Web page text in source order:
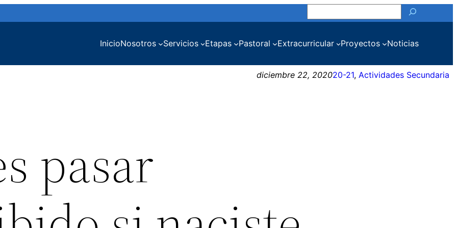
InicioNosotros Servicios Etapas Pastoral Extracurricular Proyectos Noticias
diciembre 22, 202020-21, Actividades Secundaria
pasar